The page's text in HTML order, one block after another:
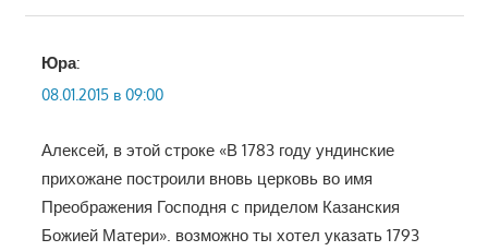
Юра:
08.01.2015 в 09:00
Алексей, в этой строке «В 1783 году ундинские
прихожане построили вновь церковь во имя
Преображения Господня с приделом Казанския
Божией Матери». возможно ты хотел указать 1793